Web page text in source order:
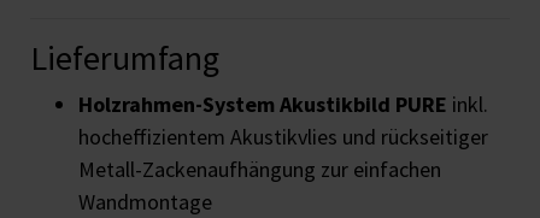
Lieferumfang
Holzrahmen-System Akustikbild PURE inkl.
hocheffizientem Akustikvlies und rückseitiger
Metall-Zackenaufhängung zur einfachen
Wandmontage